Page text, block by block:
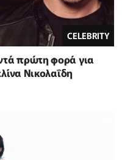
CELEBRITY
πρώτη φορά για
Νικολαΐδη